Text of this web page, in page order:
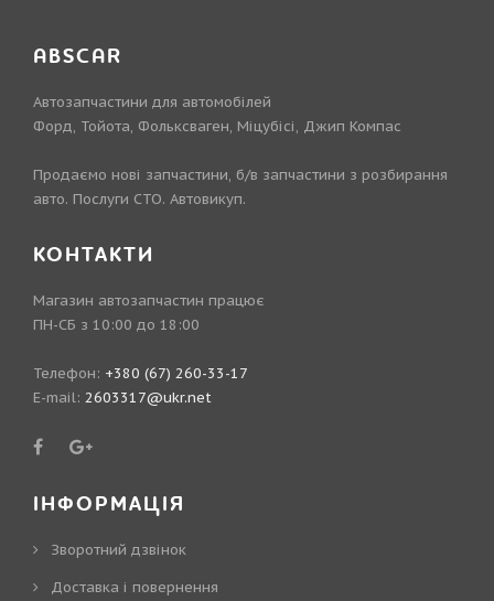
ABSCAR
Автозапчастини для автомобілей
Форд, Тойота, Фольксваген, Міцубісі, Джип Компас
Продаємо нові запчастини, б/в запчастини з розбирання
авто. Послуги СТО. Автовикуп.
КОНТАКТИ
Магазин автозапчастин працює
ПН-СБ з 10:00 до 18:00
Телефон: +380 (67) 260-33-17
E-mail: 2603317@ukr.net
ІНФОРМАЦІЯ
Зворотний дзвінок
Доставка і повернення